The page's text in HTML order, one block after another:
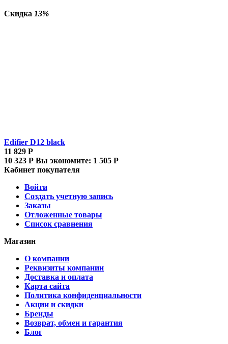
Скидка 13%
Edifier D12 black
11 829 Р
10 323 Р Вы экономите: 1 505 Р
Кабинет покупателя
Войти
Создать учетную запись
Заказы
Отложенные товары
Список сравнения
Магазин
О компании
Реквизиты компании
Доставка и оплата
Карта сайта
Политика конфиденциальности
Акции и скидки
Бренды
Возврат, обмен и гарантия
Блог